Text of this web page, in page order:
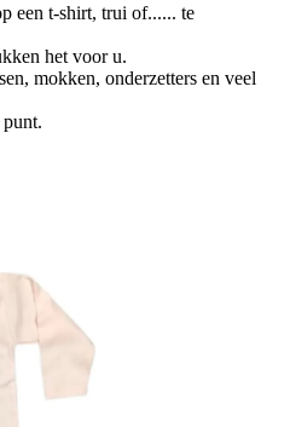
een t-shirt, trui of...... te
het voor u.
mokken, onderzetters en veel